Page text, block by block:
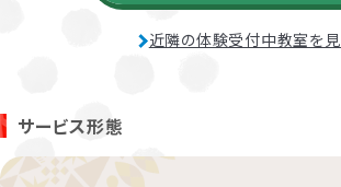
近隣の体験受付中教室を
サービス形態
よくある質問
お子さまに対する適切な関わり方がわかるこ
減り、怒る回数が減る、ということが研究を